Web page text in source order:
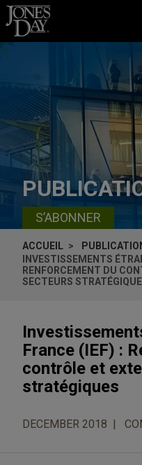
Skip to content
S’ABONNER
ACCUEIL
INVESTISSEMENTS
RENFORCEMENT DU
SECTEURS
France (IEF) :
contrôle et
stratégiques
DECEMBER 2018